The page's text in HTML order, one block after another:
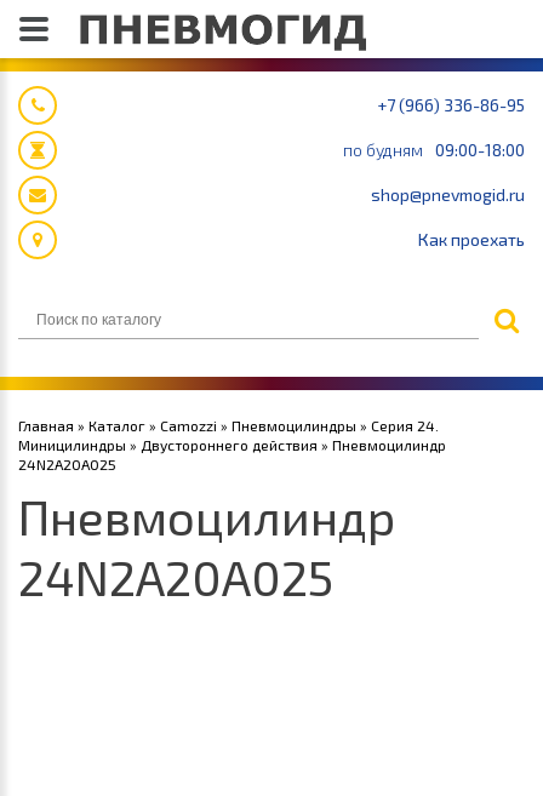
+7 (966) 336-86-95
по будням 09:00-18:00
shop@pnevmogid.ru
Как проехать
Главная » Каталог » Camozzi » Пневмоцилиндры » Серия 24.
Миницилиндры » Двустороннего действия » Пневмоцилиндр
24N2A20A025
Пневмоцилиндр
24N2A20A025